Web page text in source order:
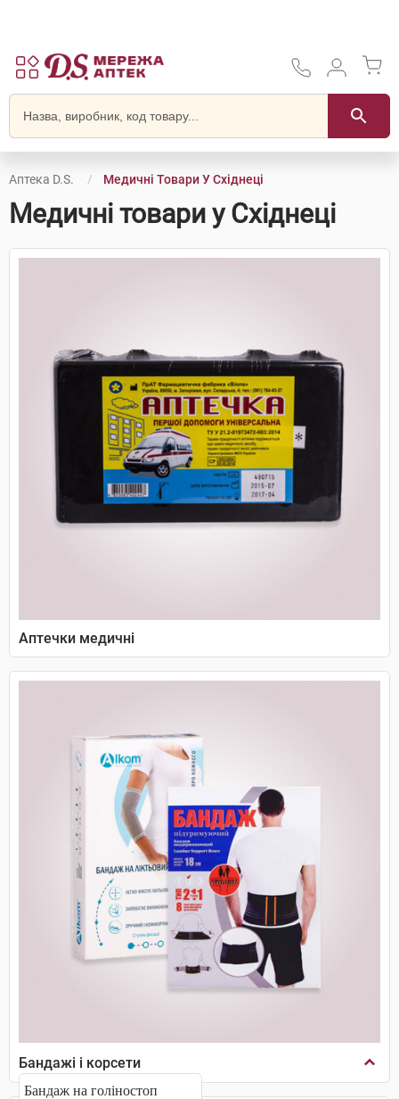
Аптека D.S. Медичні Товари У Східнеці
Медичні товари у Східнеці
Аптечки медичні
Бандажі і корсети
Бандаж на голіностоп